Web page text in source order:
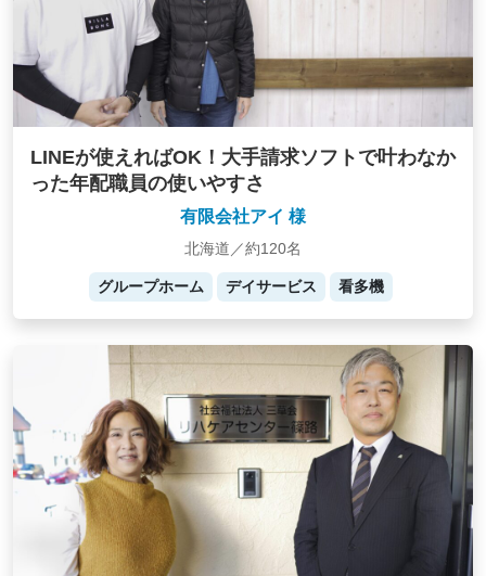
LINEが使えればOK！大手請求ソフトで叶わなか
った年配職員の使いやすさ
有限会社アイ 様
北海道／約120名
グループホーム デイサービス 看多機